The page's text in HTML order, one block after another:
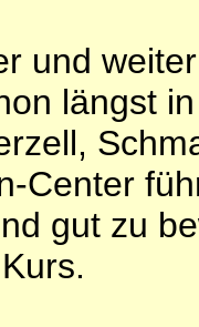
und
längst
Center
gut zu